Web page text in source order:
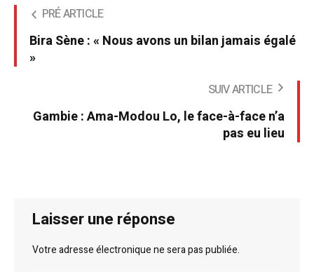
PRÉ ARTICLE
Bira Sène : « Nous avons un bilan jamais égalé
»
SUIV ARTICLE
Gambie : Ama-Modou Lo, le face-à-face n’a
pas eu lieu
Laisser une réponse
Votre adresse électronique ne sera pas publiée.